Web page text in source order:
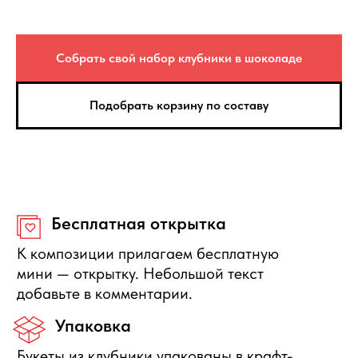
Собрать свой набор клубники в шоколаде
Подобрать корзину по составу
доставки, деньги полностью
вернутся.
Если композиция не соответствует по
получить денежную компенсацию.
Нужна помощь с выбором?
Оставьте свои данные, мы свяжемся с Вами в